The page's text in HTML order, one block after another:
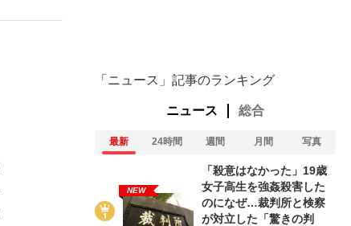
「ニュース」記事のランキング
ニュース 総合
最新 24時間 週間 月間 写真
NEW
「殺意はなかった」19歳
女子高生を強姦殺害した
のになぜ…裁判所と検察
が対立した「驚きの判